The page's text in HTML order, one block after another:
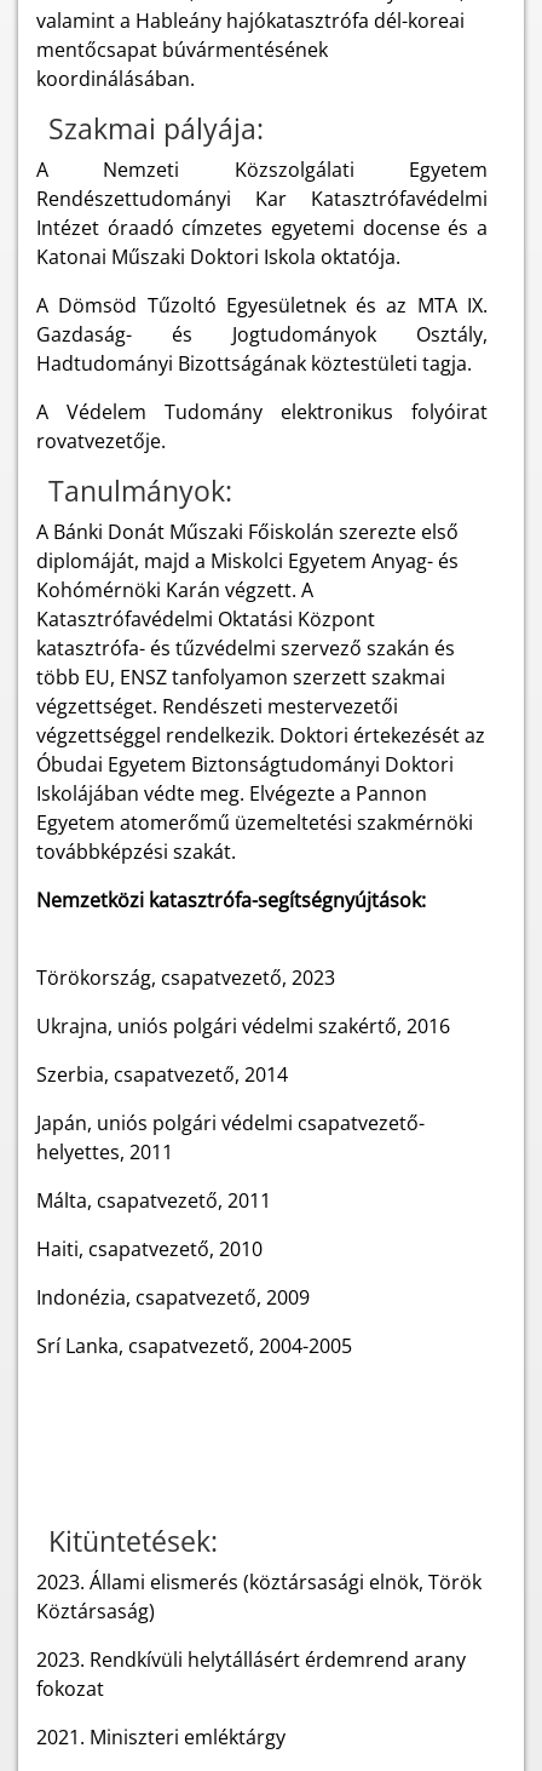
valamint a Hableány hajókatasztrófa dél-koreai
mentőcsapat búvármentésének
koordinálásában.
Szakmai pályája:
A Nemzeti Közszolgálati Egyetem
Rendészettudományi Kar Katasztrófavédelmi
Intézet óraadó címzetes egyetemi docenseés a
Katonai Műszaki Doktori Iskola oktatója.
A Dömsöd Tűzoltó Egyesületnek és az MTA IX.
Gazdaság- és Jogtudományok Osztály,
Hadtudományi Bizottságának köztestületi tagja.
A Védelem Tudomány elektronikus folyóirat
rovatvezetője.
Tanulmányok:
A Bánki Donát Műszaki Főiskolán szerezte első
diplomáját, majd a Miskolci Egyetem Anyag- és
Kohómérnöki Karán végzett. A
Katasztrófavédelmi Oktatási Központ
katasztrófa- és tűzvédelmi szervező szakán és
több EU, ENSZ tanfolyamon szerzett szakmai
végzettséget. Rendészeti mestervezetői
végzettséggel rendelkezik. Doktori értekezését az
Óbudai Egyetem Biztonságtudományi Doktori
Iskolájában védte meg. Elvégezte a Pannon
Egyetem atomerőmű üzemeltetési szakmérnöki
továbbképzési szakát.
Nemzetközi katasztrófa-segítségnyújtások:
Törökország, csapatvezető, 2023
Ukrajna, uniós polgári védelmi szakértő, 2016
Szerbia, csapatvezető, 2014
Japán, uniós polgári védelmi csapatvezető-
helyettes, 2011
Málta, csapatvezető, 2011
Haiti, csapatvezető, 2010
Indonézia, csapatvezető, 2009
Srí Lanka, csapatvezető, 2004-2005
Kitüntetések:
2023. Állami elismerés (köztársasági elnök, Török
Köztársaság)
2023. Rendkívüli helytállásért érdemrend arany
fokozat
2021. Miniszteri emléktárgy